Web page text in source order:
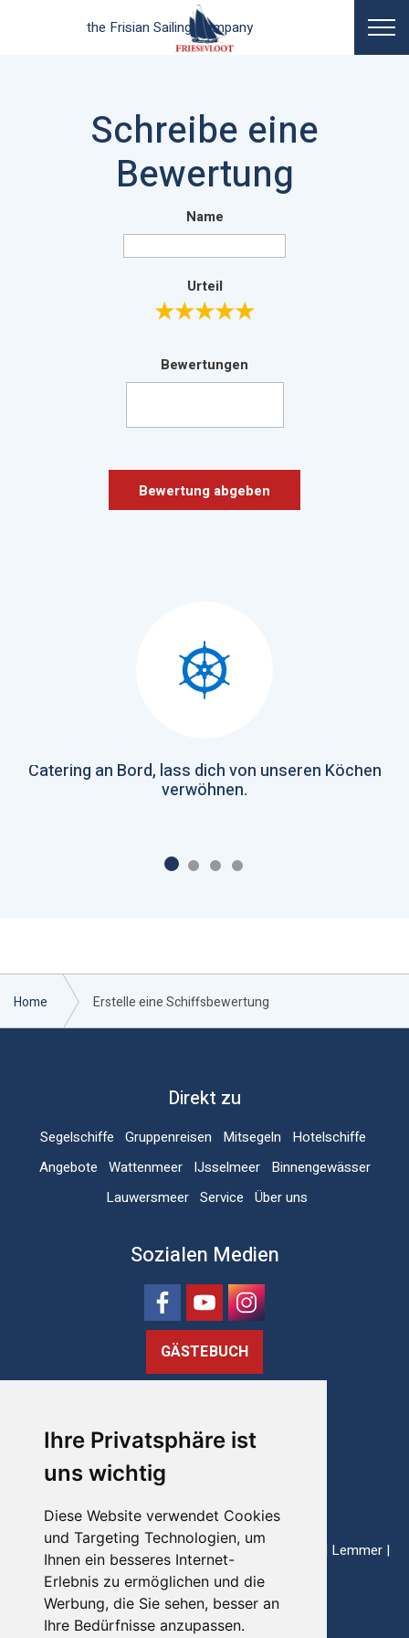
Ihre Privatsphäre ist
uns wichtig
Diese Website verwendet Cookies
und Targeting Technologien, um
Ihnen ein besseres Internet-
Erlebnis zu ermöglichen und die
Werbung, die Sie sehen, besser an
Ihre Bedürfnisse anzupassen.
the Frisian Sailing Company
Schreibe eine
Bewertung
Name
Urteil
★
★
★
★
★
Bewertungen
Bewertung abgeben
Catering an Bord, lass dich von unseren Köchen
verwöhnen.
Home Erstelle eine Schiffsbewertung
Sozialen Medien
GÄSTEBUCH
Post: Rijksstraatweg 1
8813 JH Schalsum
Niederlande
Heimathäfen: Enkhuizen | Harlingen | Lauwersoog | Lemmer |
Makkum | Stavoren
Direkt zu
Segelschiffe Gruppenreisen Mitsegeln
Hotelschiffe
Angebote Wattenmeer IJsselmeer
Binnengewässer
Lauwersmeer Service Über uns